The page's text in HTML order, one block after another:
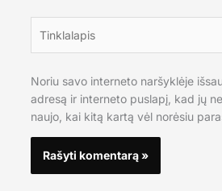
Noriu savo interneto naršyklėje
adresą ir interneto puslapį, kad jų
naujo, kai kitą kartą vėl norėsiu